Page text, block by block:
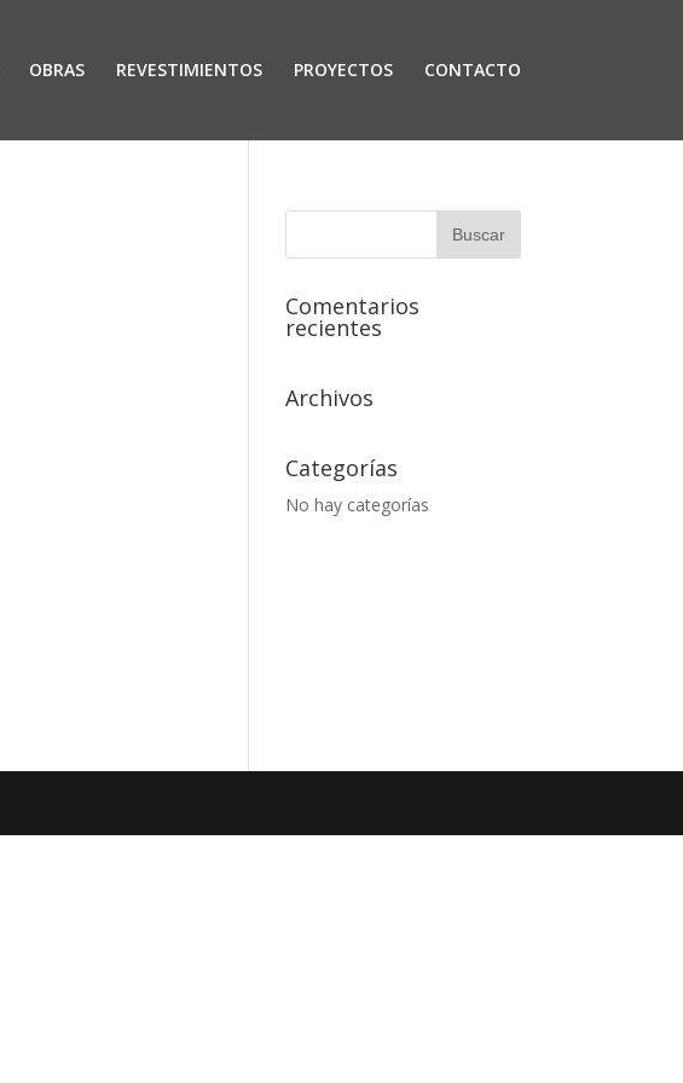
OBRAS REVESTIMIENTOS PROYECTOS CONTACTO
Comentarios
recientes
Archivos
Categorías
No hay categorías